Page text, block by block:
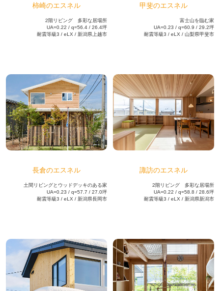
柿崎のエスネル
2階リビング 多彩な居場所
UA=0.22 / q=56.4 / 26.4坪
耐震等級3 / eLX / 新潟県上越市
甲斐のエスネル
富士山を臨む家
UA=0.23 / q=60.9 / 29.2坪
耐震等級3 / eLX / 山梨県甲斐市
長倉のエスネル
土間リビングとウッドデッキのある家
UA=0.23 / q=57.7 / 27.0坪
耐震等級3 / eLX / 新潟県長岡市
諏訪のエスネル
2階リビング 多彩な居場所
UA=0.22 / q=58.8 / 28.6坪
耐震等級3 / eLX / 新潟県新潟市